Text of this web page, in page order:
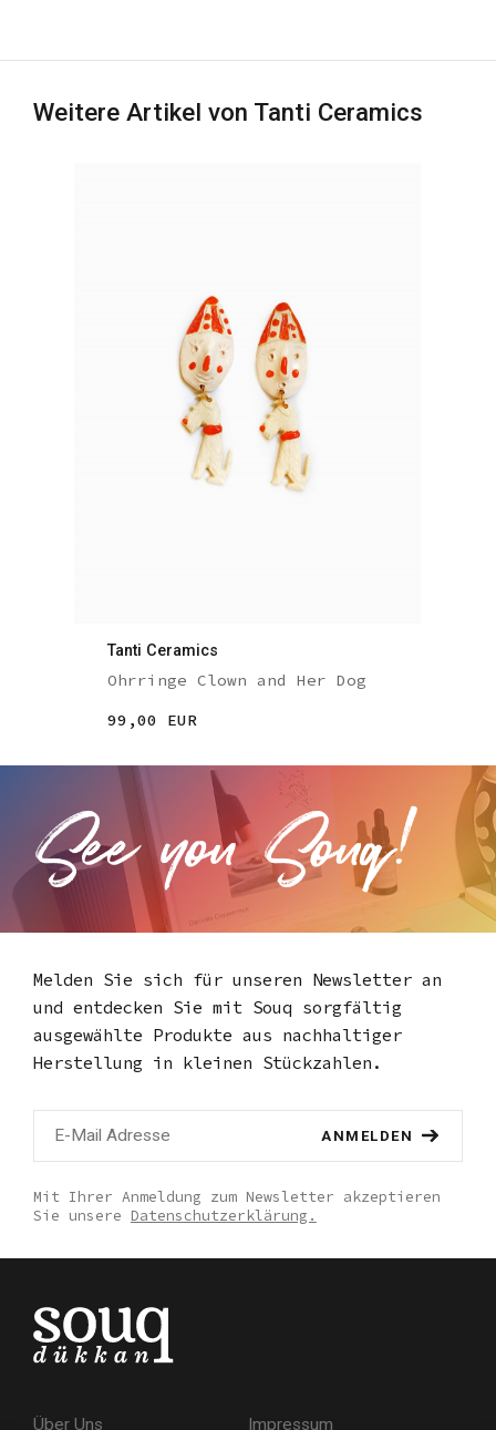
Weitere Artikel von Tanti Ceramics
Tanti Ceramics
Ohrringe Clown and Her Dog
99,00 EUR
Melden Sie sich für unseren Newsletter an
und entdecken Sie mit Souq sorgfältig
ausgewählte Produkte aus nachhaltiger
Herstellung in kleinen Stückzahlen.
ANMELDEN
Mit Ihrer Anmeldung zum Newsletter akzeptieren
Sie unsere Datenschutzerklärung.
Über Uns Impressum